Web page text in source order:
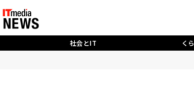
社会とIT く